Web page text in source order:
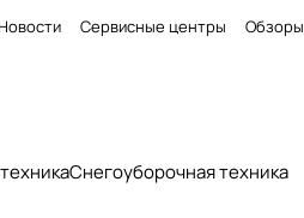
Сервисные центры Обзоры
Снегоуборочная техника